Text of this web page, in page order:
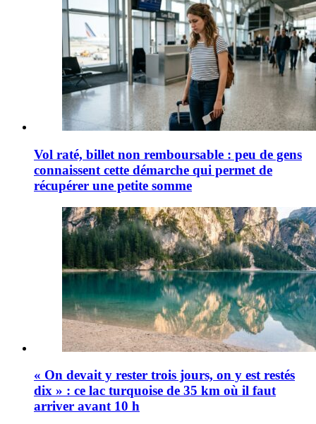
Vol raté, billet non remboursable : peu de gens
connaissent cette démarche qui permet de
récupérer une petite somme
« On devait y rester trois jours, on y est restés
dix » : ce lac turquoise de 35 km où il faut
arriver avant 10 h